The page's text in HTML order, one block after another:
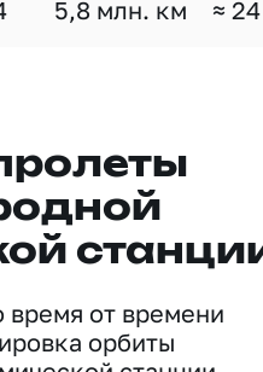
5,8 млн. км ≈
время от времени
орбиты